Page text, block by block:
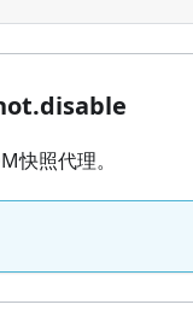
快照代理。